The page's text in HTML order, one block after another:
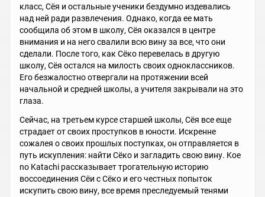
класс, Сёя и остальные ученики бездумно издевались
над ней ради развлечения. Однако, когда ее мать
сообщила об этом в школу, Сёя оказался в центре
внимания и на него свалили всю вину за все, что они
сделали. После того, как Сёко перевелась в другую
школу, Сёя остался на милость своих одноклассников.
Его безжалостно отвергали на протяжении всей
начальной и средней школы, а учителя закрывали на это
глаза.
Сейчас, на третьем курсе старшей школы, Сёя все еще
страдает от своих проступков в юности. Искренне
сожалея о своих прошлых поступках, он отправляется в
путь искупления: найти Сёко и загладить свою вину. Koe
no Katachi рассказывает трогательную историю
воссоединения Сёи с Сёко и его честных попыток
искупить свою вину, все время преследуемый тенями